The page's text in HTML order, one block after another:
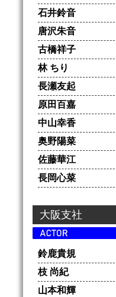
石井鈴音
唐沢朱音
古橋祥子
林 ちり
長瀬友起
原田百嘉
中山幸香
奥野陽菜
佐藤華江
長岡心菜
大阪支社
鈴鹿貴規
枝 尚紀
山本和輝